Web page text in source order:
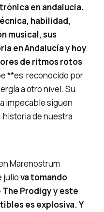
en andalucia.
habilidad,
musical, sus
en Andalucía y hoy
de ritmos rotos
**es reconocido por
a otro nivel. Su
impecable siguen
de nuestra
Marenostrum
juliova tomando
Prodigy y este
es explosiva. Y